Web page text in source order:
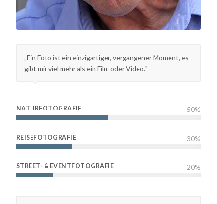
„Ein Foto ist ein einzigartiger, vergangener Moment, es
gibt mir viel mehr als ein Film oder Video.“
NATURFOTOGRAFIE 50%
REISEFOTOGRAFIE 30%
STREET- & EVENTFOTOGRAFIE 20%